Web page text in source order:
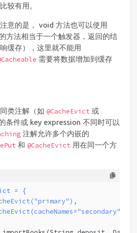
较有用。
意的是， void 方法也可以使用
方法相当于一个触发器，返回的结
缓存），这里就不能用
需要将数据增加到缓存
类注解（如 @CacheEvict 或
条件或 key expression 不同时可以
注解允许多个内嵌的
和 @CacheEvict 用在同一个方
= {